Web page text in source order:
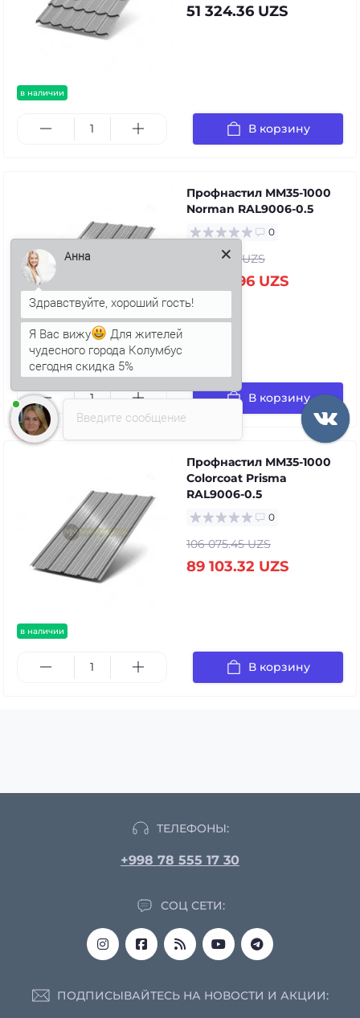
в наличии
51 324.36 UZS
В корзину
Профнастил ММ35-1000
Norman RAL9006-0.5
0
91 669.07 UZS
77 001.96 UZS
В корзину
в наличии
Профнастил ММ35-1000
Colorcoat Prisma
RAL9006-0.5
0
106 075.45 UZS
89 103.32 UZS
В корзину
ТЕЛЕФОНЫ:
+998 78 555 17 30
СОЦ СЕТИ:
ПОДПИСЫВАЙТЕСЬ НА НОВОСТИ И АКЦИИ:
Введите сообщение
Анна
Я Вас вижу
Для жителей
чудесного города Колумбус
сегодня скидка 5%